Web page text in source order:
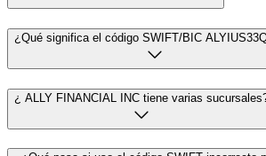
¿Qué significa el código SWIFT/BIC
¿ ALLY FINANCIAL INC tiene varias